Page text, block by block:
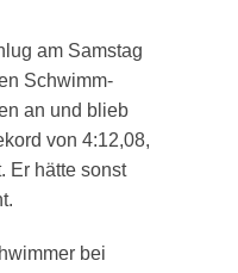
am Samstag
Schwimm-
an und blieb
von 4:12,08,
Er hätte sonst
bei